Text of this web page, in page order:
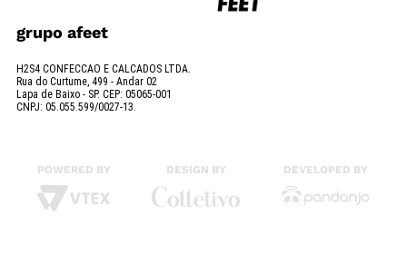
grupo afeet
H2S4 CONFECCAO E CALCADOS LTDA.
Rua do Curtume, 499 - Andar 02
Lapa de Baixo - SP. CEP: 05065-001
CNPJ: 05.055.599/0027-13.
POWERED BY DESIGN BY DEVELOPED BY